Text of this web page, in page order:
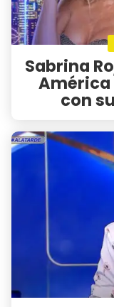
Sabrina
América
con